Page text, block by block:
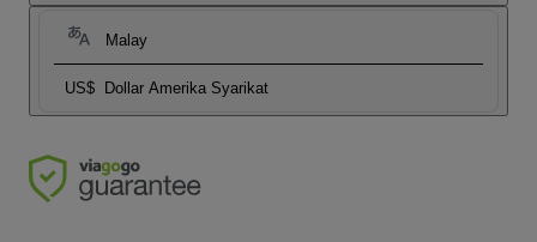
Malay
US$ Dollar Amerika Syarikat